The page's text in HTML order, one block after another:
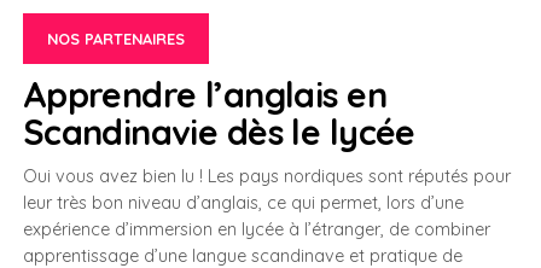
NOS PARTENAIRES
Apprendre l’anglais en
Scandinavie dès le lycée
Oui vous avez bien lu ! Les pays nordiques sont réputés pour
leur très bon niveau d’anglais, ce qui permet, lors d’une
expérience d’immersion en lycée à l’étranger, de combiner
apprentissage d’une langue scandinave et pratique de